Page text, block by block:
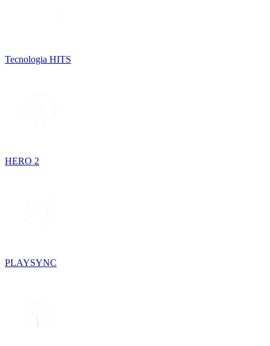
Tecnologia HITS
HERO 2
PLAYSYNC